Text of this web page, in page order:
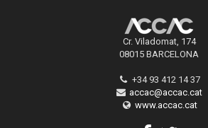
Cr. Viladomat, 174
08015 BARCELONA
+34 93 412 14 37
accac@accac.cat
www.accac.cat